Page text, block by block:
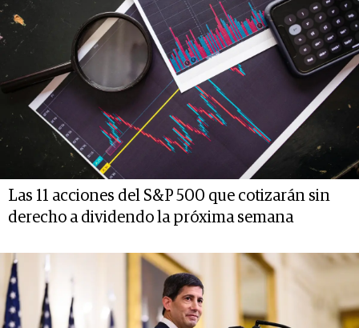
Las 11 acciones del S&P 500 que cotizarán sin
derecho a dividendo la próxima semana